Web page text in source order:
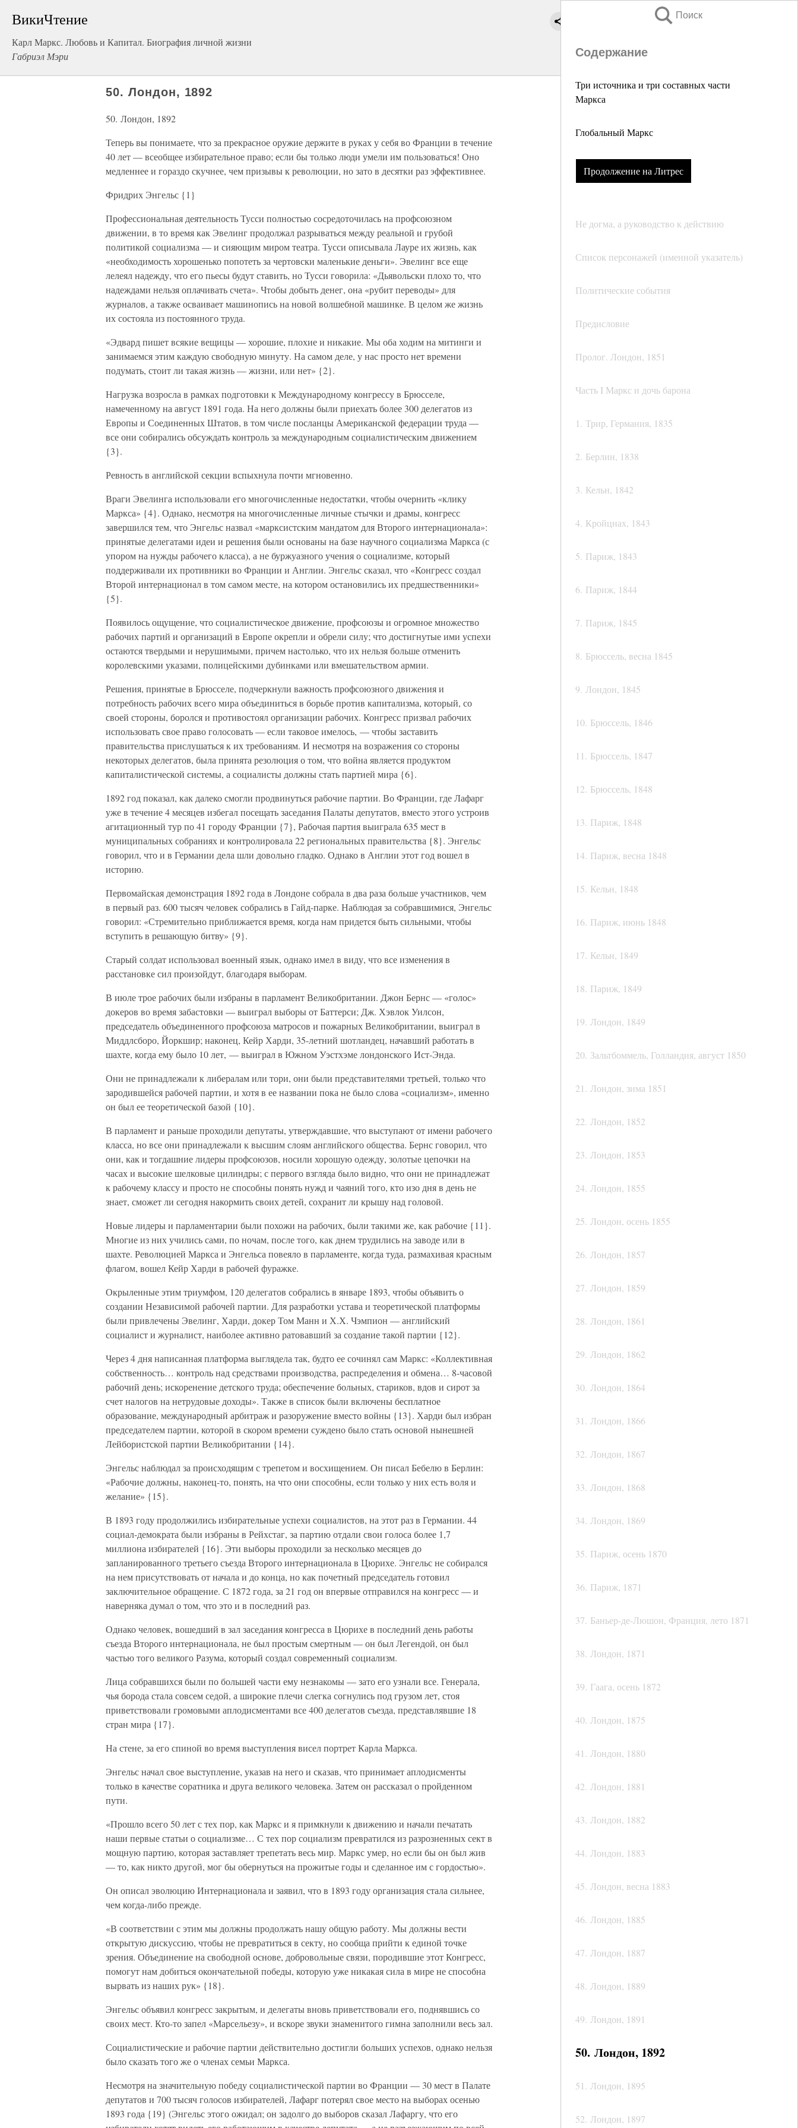
ВикиЧтение
Карл Маркс. Любовь и Капитал. Биография личной жизни
Габриэл Мэри
Поиск
Содержание
Три источника и три составных части
Маркса
Глобальный Маркс
Продолжение на Литрес
Не догма, а руководство к действию
Список персонажей (именной указатель)
Политические события
Предисловие
Пролог. Лондон, 1851
Часть I Маркс и дочь барона
1. Трир, Германия, 1835
2. Берлин, 1838
3. Кельн, 1842
4. Кройцнах, 1843
5. Париж, 1843
6. Париж, 1844
7. Париж, 1845
8. Брюссель, весна 1845
9. Лондон, 1845
10. Брюссель, 1846
11. Брюссель, 1847
12. Брюссель, 1848
13. Париж, 1848
14. Париж, весна 1848
15. Кельн, 1848
16. Париж, июнь 1848
17. Кельн, 1849
18. Париж, 1849
19. Лондон, 1849
20. Зальтбоммель, Голландия, август 1850
21. Лондон, зима 1851
22. Лондон, 1852
23. Лондон, 1853
24. Лондон, 1855
25. Лондон, осень 1855
26. Лондон, 1857
27. Лондон, 1859
28. Лондон, 1861
29. Лондон, 1862
30. Лондон, 1864
31. Лондон, 1866
32. Лондон, 1867
33. Лондон, 1868
34. Лондон, 1869
35. Париж, осень 1870
36. Париж, 1871
37. Баньер-де-Люшон, Франция, лето 1871
38. Лондон, 1871
39. Гаага, осень 1872
40. Лондон, 1875
41. Лондон, 1880
42. Лондон, 1881
43. Лондон, 1882
44. Лондон, 1883
45. Лондон, весна 1883
46. Лондон, 1885
47. Лондон, 1887
48. Лондон, 1889
49. Лондон, 1891
50. Лондон, 1892
51. Лондон, 1895
52. Лондон, 1897
50. Лондон, 1892
50. Лондон, 1892
Теперь вы понимаете, что за прекрасное оружие держите в руках у себя во Франции в течение
40 лет — всеобщее избирательное право; если бы только люди умели им пользоваться! Оно
медленнее и гораздо скучнее, чем призывы к революции, но зато в десятки раз эффективнее.
Фридрих Энгельс {1}
Профессиональная деятельность Тусси полностью сосредоточилась на профсоюзном
движении, в то время как Эвелинг продолжал разрываться между реальной и грубой
политикой социализма — и сияющим миром театра. Тусси описывала Лауре их жизнь, как
«необходимость хорошенько попотеть за чертовски маленькие деньги». Эвелинг все еще
лелеял надежду, что его пьесы будут ставить, но Тусси говорила: «Дьявольски плохо то, что
надеждами нельзя оплачивать счета». Чтобы добыть денег, она «рубит переводы» для
журналов, а также осваивает машинопись на новой волшебной машинке. В целом же жизнь
их состояла из постоянного труда.
«Эдвард пишет всякие вещицы — хорошие, плохие и никакие. Мы оба ходим на митинги и
занимаемся этим каждую свободную минуту. На самом деле, у нас просто нет времени
подумать, стоит ли такая жизнь — жизни, или нет» {2}.
Нагрузка возросла в рамках подготовки к Международному конгрессу в Брюсселе,
намеченному на август 1891 года. На него должны были приехать более 300 делегатов из
Европы и Соединенных Штатов, в том числе посланцы Американской федерации труда —
все они собирались обсуждать контроль за международным социалистическим движением
{3}.
Ревность в английской секции вспыхнула почти мгновенно.
Враги Эвелинга использовали его многочисленные недостатки, чтобы очернить «клику
Маркса» {4}. Однако, несмотря на многочисленные личные стычки и драмы, конгресс
завершился тем, что Энгельс назвал «марксистским мандатом для Второго интернационала»:
принятые делегатами идеи и решения были основаны на базе научного социализма Маркса (с
упором на нужды рабочего класса), а не буржуазного учения о социализме, который
поддерживали их противники во Франции и Англии. Энгельс сказал, что «Конгресс создал
Второй интернационал в том самом месте, на котором остановились их предшественники»
{5}.
Появилось ощущение, что социалистическое движение, профсоюзы и огромное множество
рабочих партий и организаций в Европе окрепли и обрели силу; что достигнутые ими успехи
остаются твердыми и нерушимыми, причем настолько, что их нельзя больше отменить
королевскими указами, полицейскими дубинками или вмешательством армии.
Решения, принятые в Брюсселе, подчеркнули важность профсоюзного движения и
потребность рабочих всего мира объединиться в борьбе против капитализма, который, со
своей стороны, боролся и противостоял организации рабочих. Конгресс призвал рабочих
использовать свое право голосовать — если таковое имелось, — чтобы заставить
правительства прислушаться к их требованиям. И несмотря на возражения со стороны
некоторых делегатов, была принята резолюция о том, что война является продуктом
капиталистической системы, а социалисты должны стать партией мира {6}.
1892 год показал, как далеко смогли продвинуться рабочие партии. Во Франции, где Лафарг
уже в течение 4 месяцев избегал посещать заседания Палаты депутатов, вместо этого устроив
агитационный тур по 41 городу Франции {7}, Рабочая партия выиграла 635 мест в
муниципальных собраниях и контролировала 22 региональных правительства {8}. Энгельс
говорил, что и в Германии дела шли довольно гладко. Однако в Англии этот год вошел в
историю.
Первомайская демонстрация 1892 года в Лондоне собрала в два раза больше участников, чем
в первый раз. 600 тысяч человек собрались в Гайд-парке. Наблюдая за собравшимися, Энгельс
говорил: «Стремительно приближается время, когда нам придется быть сильными, чтобы
вступить в решающую битву» {9}.
Старый солдат использовал военный язык, однако имел в виду, что все изменения в
расстановке сил произойдут, благодаря выборам.
В июле трое рабочих были избраны в парламент Великобритании. Джон Бернс — «голос»
докеров во время забастовки — выиграл выборы от Баттерси; Дж. Хэвлок Уилсон,
председатель объединенного профсоюза матросов и пожарных Великобритании, выиграл в
Миддлсборо, Йоркшир; наконец, Кейр Харди, 35-летний шотландец, начавший работать в
шахте, когда ему было 10 лет, — выиграл в Южном Уэстхэме лондонского Ист-Энда.
Они не принадлежали к либералам или тори, они были представителями третьей, только что
зародившейся рабочей партии, и хотя в ее названии пока не было слова «социализм», именно
он был ее теоретической базой {10}.
В парламент и раньше проходили депутаты, утверждавшие, что выступают от имени рабочего
класса, но все они принадлежали к высшим слоям английского общества. Бернс говорил, что
они, как и тогдашние лидеры профсоюзов, носили хорошую одежду, золотые цепочки на
часах и высокие шелковые цилиндры; с первого взгляда было видно, что они не принадлежат
к рабочему классу и просто не способны понять нужд и чаяний того, кто изо дня в день не
знает, сможет ли сегодня накормить своих детей, сохранит ли крышу над головой.
Новые лидеры и парламентарии были похожи на рабочих, были такими же, как рабочие {11}.
Многие из них учились сами, по ночам, после того, как днем трудились на заводе или в
шахте. Революцией Маркса и Энгельса повеяло в парламенте, когда туда, размахивая красным
флагом, вошел Кейр Харди в рабочей фуражке.
Окрыленные этим триумфом, 120 делегатов собрались в январе 1893, чтобы объявить о
создании Независимой рабочей партии. Для разработки устава и теоретической платформы
были привлечены Эвелинг, Харди, докер Том Манн и Х.Х. Чэмпион — английский
социалист и журналист, наиболее активно ратовавший за создание такой партии {12}.
Через 4 дня написанная платформа выглядела так, будто ее сочинял сам Маркс: «Коллективная
собственность… контроль над средствами производства, распределения и обмена… 8-часовой
рабочий день; искоренение детского труда; обеспечение больных, стариков, вдов и сирот за
счет налогов на нетрудовые доходы». Также в список были включены бесплатное
образование, международный арбитраж и разоружение вместо войны {13}. Харди был избран
председателем партии, которой в скором времени суждено было стать основой нынешней
Лейбористской партии Великобритании {14}.
Энгельс наблюдал за происходящим с трепетом и восхищением. Он писал Бебелю в Берлин:
«Рабочие должны, наконец-то, понять, на что они способны, если только у них есть воля и
желание» {15}.
В 1893 году продолжились избирательные успехи социалистов, на этот раз в Германии. 44
социал-демократа были избраны в Рейхстаг, за партию отдали свои голоса более 1,7
миллиона избирателей {16}. Эти выборы проходили за несколько месяцев до
запланированного третьего съезда Второго интернационала в Цюрихе. Энгельс не собирался
на нем присутствовать от начала и до конца, но как почетный председатель готовил
заключительное обращение. С 1872 года, за 21 год он впервые отправился на конгресс — и
наверняка думал о том, что это и в последний раз.
Однако человек, вошедший в зал заседания конгресса в Цюрихе в последний день работы
съезда Второго интернационала, не был простым смертным — он был Легендой, он был
частью того великого Разума, который создал современный социализм.
Лица собравшихся были по большей части ему незнакомы — зато его узнали все. Генерала,
чья борода стала совсем седой, а широкие плечи слегка согнулись под грузом лет, стоя
приветствовали громовыми аплодисментами все 400 делегатов съезда, представлявшие 18
стран мира {17}.
На стене, за его спиной во время выступления висел портрет Карла Маркса.
Энгельс начал свое выступление, указав на него и сказав, что принимает аплодисменты
только в качестве соратника и друга великого человека. Затем он рассказал о пройденном
пути.
«Прошло всего 50 лет с тех пор, как Маркс и я примкнули к движению и начали печатать
наши первые статьи о социализме… С тех пор социализм превратился из разрозненных сект в
мощную партию, которая заставляет трепетать весь мир. Маркс умер, но если бы он был жив
— то, как никто другой, мог бы обернуться на прожитые годы и сделанное им с гордостью».
Он описал эволюцию Интернационала и заявил, что в 1893 году организация стала сильнее,
чем когда-либо прежде.
«В соответствии с этим мы должны продолжать нашу общую работу. Мы должны вести
открытую дискуссию, чтобы не превратиться в секту, но сообща прийти к единой точке
зрения. Объединение на свободной основе, добровольные связи, породившие этот Конгресс,
помогут нам добиться окончательной победы, которую уже никакая сила в мире не способна
вырвать из наших рук» {18}.
Энгельс объявил конгресс закрытым, и делегаты вновь приветствовали его, поднявшись со
своих мест. Кто-то запел «Марсельезу», и вскоре звуки знаменитого гимна заполнили весь зал.
Социалистические и рабочие партии действительно достигли больших успехов, однако нельзя
было сказать того же о членах семьи Маркса.
Несмотря на значительную победу социалистической партии во Франции — 30 мест в Палате
депутатов и 700 тысяч голосов избирателей, Лафарг потерял свое место на выборах осенью
1893 года {19} (Энгельс этого ожидал; он задолго до выборов сказал Лафаргу, что его